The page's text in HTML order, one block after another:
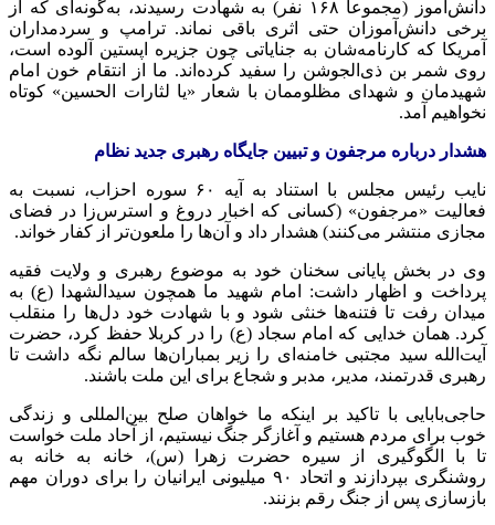
دانش‌آموز (مجموعاً ۱۶۸ نفر) به شهادت رسیدند، به‌گونه‌ای که از
برخی دانش‌آموزان حتی اثری باقی نماند. ترامپ و سردمداران
آمریکا که کارنامه‌شان به جنایاتی چون جزیره اپستین آلوده است،
روی شمر بن ذی‌الجوشن را سفید کرده‌اند. ما از انتقام خون امام
شهیدمان و شهدای مظلوممان با شعار «یا لثارات الحسین» کوتاه
نخواهیم آمد.
هشدار درباره مرجفون و تبیین جایگاه رهبری جدید نظام
نایب رئیس مجلس با استناد به آیه ۶۰ سوره احزاب، نسبت به
فعالیت «مرجفون» (کسانی که اخبار دروغ و استرس‌زا در فضای
مجازی منتشر می‌کنند) هشدار داد و آن‌ها را ملعون‌تر از کفار خواند.
وی در بخش پایانی سخنان خود به موضوع رهبری و ولایت فقیه
پرداخت و اظهار داشت: امام شهید ما همچون سیدالشهدا (ع) به
میدان رفت تا فتنه‌ها خنثی شود و با شهادت خود دل‌ها را منقلب
کرد. همان خدایی که امام سجاد (ع) را در کربلا حفظ کرد، حضرت
آیت‌الله سید مجتبی خامنه‌ای را زیر بمباران‌ها سالم نگه داشت تا
رهبری قدرتمند، مدیر، مدبر و شجاع برای این ملت باشند.
حاجی‌بابایی با تاکید بر اینکه ما خواهان صلح بین‌المللی و زندگی
خوب برای مردم هستیم و آغازگر جنگ نیستیم، از آحاد ملت خواست
تا با الگوگیری از سیره حضرت زهرا (س)، خانه به خانه به
روشنگری بپردازند و اتحاد ۹۰ میلیونی ایرانیان را برای دوران مهم
بازسازی پس از جنگ رقم بزنند.